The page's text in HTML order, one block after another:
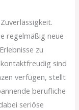
regelmäßig neue
zu
sind
verfügen, stellt
berufliche
seriöse